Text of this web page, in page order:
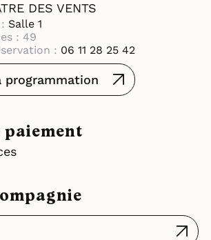
DES VENTS
Salle 1
: 49
: 06 11 28 25 42
paiement